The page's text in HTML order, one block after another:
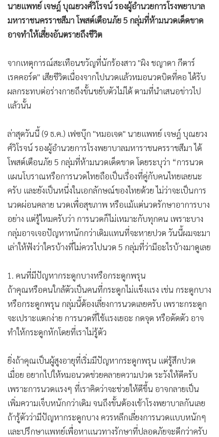
• หุ้น
• อินโดจีน
• Celeb Online
• Factcheck
• ญี่ปุ่น
• News1
นายแพทย์ เจษฎ์ บุณยวงศ์วิโรจน์ รองผู้อำนวยการโรงพยาบาล
มหาราชนครราชสีมา โพสต์เตือนภัย 5 กลุ่มที่ห้ามนวดเด็ดขาด
อาจทำให้เสี่ยงอันตรายถึงชีวิต
จากเหตุการณ์สะเทือนขวัญที่นักร้องสาว "ผิง ชญาดา กีตาร์
เรคคอร์ด" เสียชีวิตเนื่องจากไปนวดแล้วหมอนวดบิดที่คอ ได้รับ
ผลกระทบต่อร่างกายถึงขั้นขยับตัวไม่ได้ ตามที่นำเสนอข่าวไป
แล้วนั้น
ล่าสุดวันนี้ (9 ธ.ค.) เฟซบุ๊ก "หมอเจด" นายแพทย์ เจษฎ์ บุณยวง
ศ์วิโรจน์ รองผู้อำนวยการโรงพยาบาลมหาราชนครราชสีมา ได้
โพสต์เตือนภัย 5 กลุ่มที่ห้ามนวดเด็ดขาด โดยระบุว่า “การนวด
แผนโบราณหรือการนวดไทยถือเป็นเรื่องที่คู่กับคนไทยเลยนะ
ครับ และยังเป็นหนึ่งในเอกลักษณ์ของไทยด้วย ไม่ว่าจะเป็นการ
นวดผ่อนคลาย นวดเพื่อสุขภาพ หรือแม้แต่นวดรักษาอาการบาง
อย่าง แต่รู้ไหมครับว่า การนวดก็ไม่เหมาะกับทุกคน เพราะบาง
กลุ่มอาจเจอปัญหาหนักกว่าเดิมแทนที่จะหายปวด วันนี้ผมจะมา
เล่าให้ฟังว่าใครบ้างที่ไม่ควรไปนวด 5 กลุ่มที่ว่ามีอะไรบ้างมาดูเลย
1. คนที่มีปัญหากระดูกบางหรือกระดูกพรุน
ถ้าคุณหรือคนใกล้ตัวเป็นคนที่กระดูกไม่แข็งแรง เช่น กระดูกบาง
หรือกระดูกพรุน กลุ่มนี้ต้องเลี่ยงการนวดเลยครับ เพราะกระดูก
จะเปราะแตกง่าย การนวดที่ใช้แรงเยอะ กดจุด หรือดัดตัว อาจ
ทำให้กระดูกหักโดยที่เราไม่รู้ตัว
ยิ่งถ้าคุณเป็นผู้สูงอายุที่เริ่มมีปัญหากระดูกพรุน แต่รู้สึกปวด
เมื่อย อยากไปให้หมอนวดช่วยคลายความปวด ระวังให้ดีครับ
เพราะการนวดแรงๆ ที่เราคิดว่าจะช่วยให้ดีขึ้น อาจกลายเป็น
เพิ่มความเจ็บหนักกว่าเดิม จนถึงขั้นต้องเข้าโรงพยาบาลกันเลย
ถ้ารู้ตัวว่ามีปัญหากระดูกบาง ควรหลีกเลี่ยงการนวดแบบหนักๆ
และปรึกษาแพทย์เพื่อหาแนวทางรักษาที่ปลอดภัยจะดีกว่าครับ